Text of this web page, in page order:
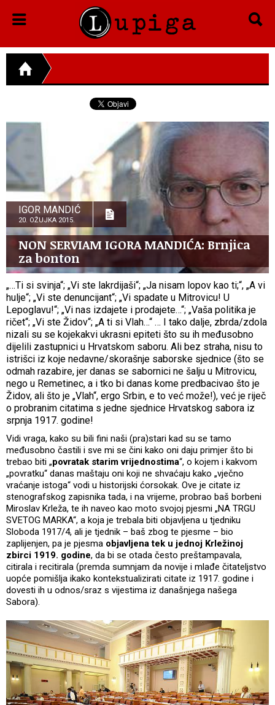
IGOR MANDIĆ
20. OŽUJKA 2015.
NON SERVIAM IGORA MANDIĆA: Brnjica
za bonton
„…Ti si svinja“; „Vi ste lakrdijaši“; „Ja nisam lopov kao ti;“, „A vi
hulje“; „Vi ste denuncijant“; „Vi spadate u Mitrovicu! U
Lepoglavu!“; „Vi nas izdajete i prodajete…“; „Vaša politika je
ričet“; „Vi ste Židov“; „A ti si Vlah…“ … I tako dalje, zbrda/zdola
nizali su se kojekakvi ukrasni epiteti što su ih međusobno
dijelili zastupnici u Hrvatskom saboru. Ali bez straha, nisu to
istrišci iz koje nedavne/skorašnje saborske sjednice (što se
odmah razabire, jer danas se sabornici ne šalju u Mitrovicu,
nego u Remetinec, a i tko bi danas kome predbacivao što je
Židov, ali što je „Vlah“, ergo Srbin, e to već može!), već je riječ
o probranim citatima s jedne sjednice Hrvatskog sabora iz
srpnja 1917. godine!
Vidi vraga, kako su bili fini naši (pra)stari kad su se tamo
međusobno častili i sve mi se čini kako oni daju primjer što bi
trebao biti „povratak starim vrijednostima“, o kojem i kakvom
„povratku“ danas maštaju oni koji ne shvaćaju kako „vječno
vraćanje istoga“ vodi u historijski ćorsokak. Ove je citate iz
stenografskog zapisnika tada, i na vrijeme, probrao baš borbeni
Miroslav Krleža, te ih naveo kao moto svojoj pjesmi „NA TRGU
SVETOG MARKA“, a koja je trebala biti objavljena u tjedniku
Sloboda 1917/4, ali je tjednik – baš zbog te pjesme – bio
zaplijenjen, pa je pjesma objavljena tek u jednoj Krležinoj
zbirci 1919. godine, da bi se otada često preštampavala,
citirala i recitirala (premda sumnjam da novije i mlađe čitateljstvo
uopće pomišlja ikako kontekstualizirati citate iz 1917. godine i
dovesti ih u odnos/sraz s vijestima iz današnjega našega
Sabora).